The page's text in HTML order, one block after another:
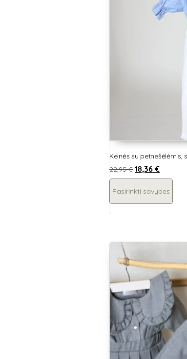
Kelnės su petnešėlėmis,
22,95€ 18,36 €
Pasirinkti savybes